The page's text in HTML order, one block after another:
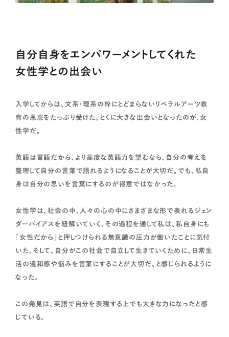
自分自身をエンパワーメントしてくれた
女性学との出会い
入学してからは、文系・理系の枠にとどまらないリベラルアーツ教
育の恩恵をたっぷり受けた。とくに大きな出会いとなったのが、女
性学だ。
英語は言語だから、より高度な英語力を望むなら、自分の考えを
整理して自分の言葉で語れるようになることが大切だ。でも、私自
身は自分の思いを言葉にするのが得意ではなかった。
女性学は、社会の中、人々の心の中にさまざまな形で表れるジェン
ダーバイアスを紐解いていく。その過程を通して私は、私自身にも
「女性だから」と押しつけられる無意識の圧力が働いたことに気付
いた。そして、自分がこの社会で自立して生きていくために、日常生
活の違和感や悩みを言葉にすることが大切だ、と感じられるように
なった。
この発見は、英語で自分を表現する上でも大きな力になったと感
じている。